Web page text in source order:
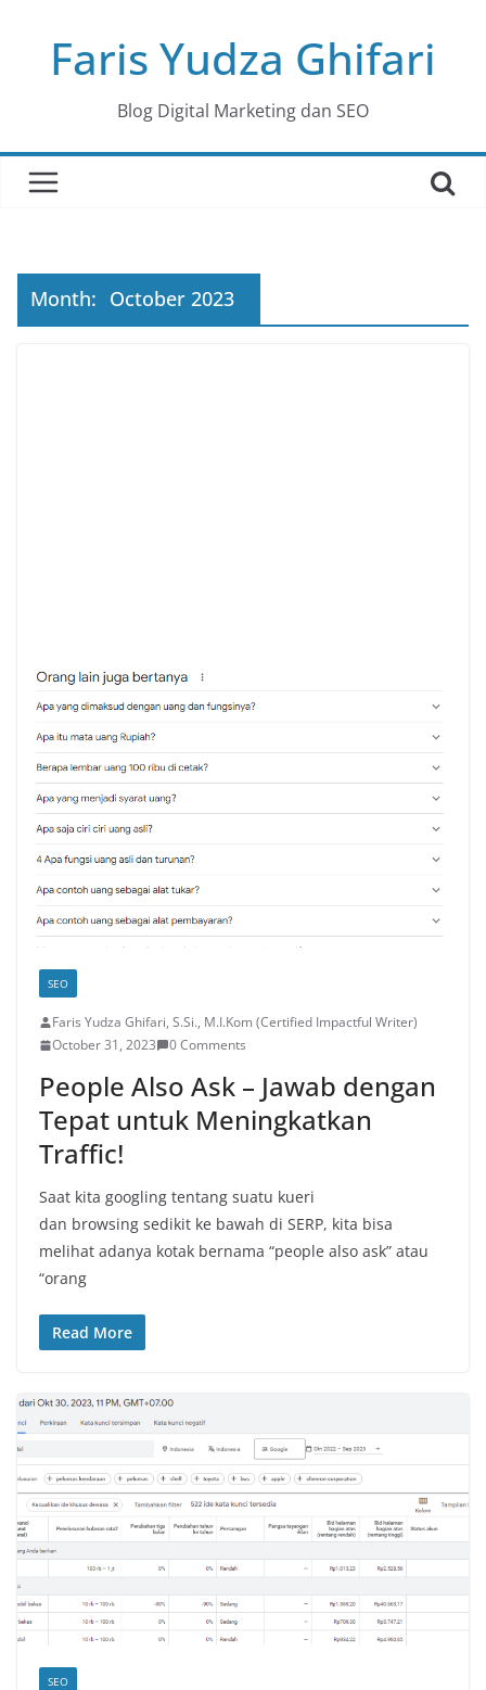
contentFaris Yudza Ghifari
Blog Digital Marketing dan SEO
Month: October 2023
SEO
Faris Yudza Ghifari, S.Si., M.I.Kom (Certified Impactful Writer)
October 31, 2023
0 Comments
People Also Ask – Jawab dengan
Tepat untuk Meningkatkan
Traffic!
Saat kita googling tentang suatu kueri
dan browsing sedikit ke bawah di SERP, kita bisa
melihat adanya kotak bernama “people also ask” atau
“orang
Read More
SEO